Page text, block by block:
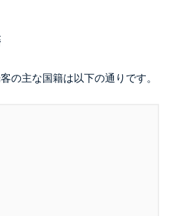
の主な国籍は以下の通りです。